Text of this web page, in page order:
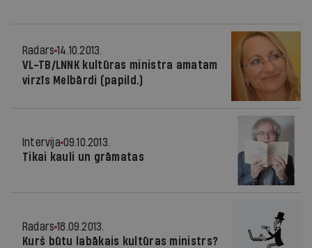
Radars 14.10.2013.
VL-TB/LNNK kultūras ministra amatam
virzīs Melbārdi (papild.)
Intervija 09.10.2013.
Tikai kauli un grāmatas
Radars 18.09.2013.
Kurš būtu labākais kultūras ministrs?